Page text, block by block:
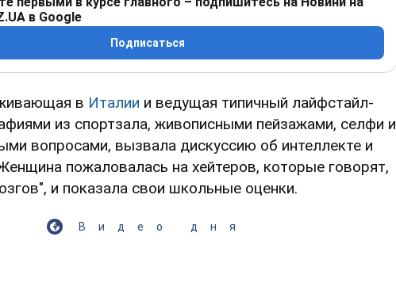
в Google
Подписаться
в Италии и ведущая типичный лайфстайл-
из спортзала, живописными пейзажами, селфи и
вопросами, вызвала дискуссию об интеллекте и
пожаловалась на хейтеров, которые говорят,
и показала свои школьные оценки.
Видео дня